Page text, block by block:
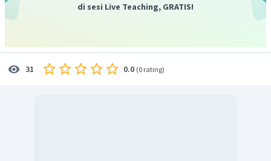
di sesi Live Teaching, GRATIS!
31 0.0 (0 rating)